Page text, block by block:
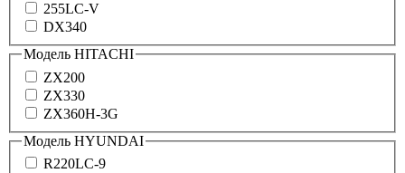
255LC-V
DX340
Модель HITACHI
ZX200
ZX330
ZX360H-3G
Модель HYUNDAI
R220LC-9